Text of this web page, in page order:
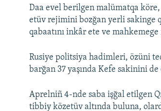
Daa evel berilgen malümatqa
etüv rejimini bozğan yerli sakinge
qabaatını inkâr ete ve
Rusiye politsiya hadimleri, özüni
barğan 37 yaşında Kefe sakinini
Aprelniñ 4-nde saba işğal etilgen
tibbiy közetüv altında buluna,